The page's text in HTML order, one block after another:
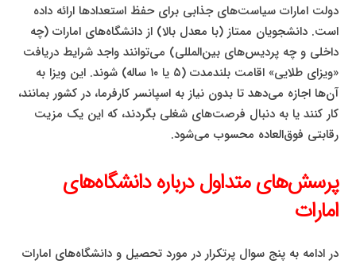
دولت امارات سیاست‌های جذابی برای حفظ استعدادها ارائه داده
است. دانشجویان ممتاز (با معدل بالا) از دانشگاه‌های امارات (چه
داخلی و چه پردیس‌های بین‌المللی) می‌توانند واجد شرایط دریافت
«ویزای طلایی» اقامت بلندمدت (۵ یا ۱۰ ساله) شوند. این ویزا به
آن‌ها اجازه می‌دهد تا بدون نیاز به اسپانسر کارفرما، در کشور بمانند،
کار کنند یا به دنبال فرصت‌های شغلی بگردند، که این یک مزیت
رقابتی فوق‌العاده محسوب می‌شود.
پرسش‌های متداول درباره دانشگاه‌های
امارات
در ادامه به پنج سوال پرتکرار در مورد تحصیل و دانشگاه‌های امارات